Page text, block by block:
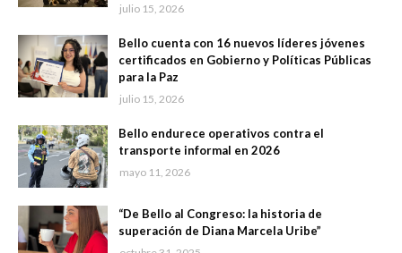
julio 15, 2026
Bello cuenta con 16 nuevos líderes jóvenes
certificados en Gobierno y Políticas Públicas
para la Paz
julio 15, 2026
Bello endurece operativos contra el
transporte informal en 2026
mayo 11, 2026
“De Bello al Congreso: la historia de
superación de Diana Marcela Uribe”